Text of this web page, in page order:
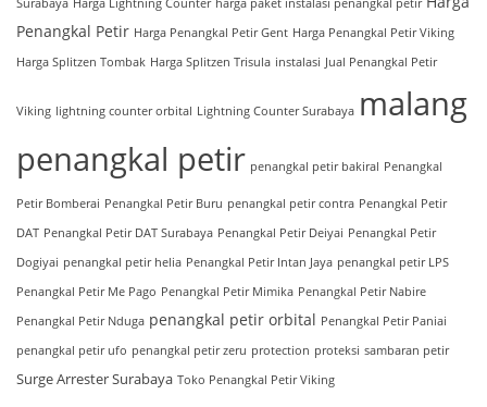
Penangkal Petir Harga Penangkal Petir Gent Harga Penangkal Petir Viking
Harga Splitzen Tombak Harga Splitzen Trisula instalasi Jual Penangkal Petir
Viking lightning counter orbital Lightning Counter Surabaya malang
penangkal petir penangkal petir bakiral Penangkal
Petir Bomberai Penangkal Petir Buru penangkal petir contra Penangkal Petir
DAT Penangkal Petir DAT Surabaya Penangkal Petir Deiyai Penangkal Petir
Dogiyai penangkal petir helia Penangkal Petir Intan Jaya penangkal petir LPS
Penangkal Petir Me Pago Penangkal Petir Mimika Penangkal Petir Nabire
Penangkal Petir Nduga penangkal petir orbital Penangkal Petir Paniai
penangkal petir ufo penangkal petir zeru protection proteksi sambaran petir
Surge Arrester Surabaya Toko Penangkal Petir Viking